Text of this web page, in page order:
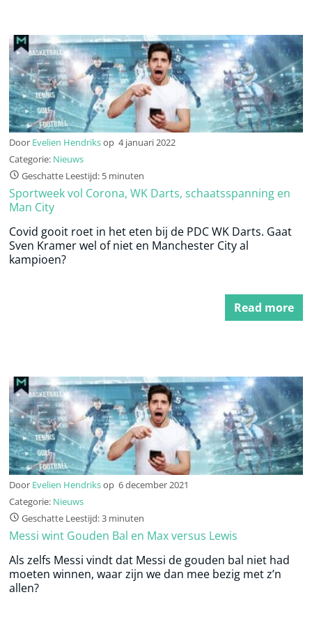
Door Evelien Hendriksop 4 januari 2022
Categorie: Nieuws
Geschatte Leestijd: 5 minuten
Sportweek vol Corona, WK Darts, schaatsspanning en
Man City
Covid gooit roet in het eten bij de PDC WK Darts. Gaat
Sven Kramer wel of niet en Manchester City al
kampioen?
Read more
Door Evelien Hendriksop 6 december 2021
Categorie: Nieuws
Geschatte Leestijd: 3 minuten
Messi wint Gouden Bal en Max versus Lewis
Als zelfs Messi vindt dat Messi de gouden bal niet had
moeten winnen, waar zijn we dan mee bezig met z’n
allen?